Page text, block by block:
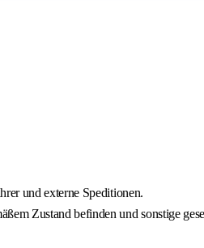
und externe Speditionen.
Zustand befinden und sonstige